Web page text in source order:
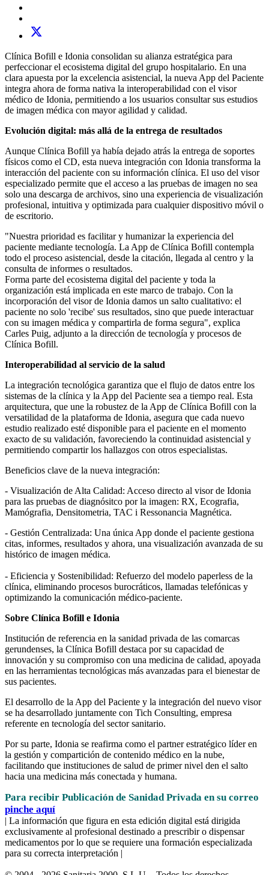
Clínica Bofill e Idonia consolidan su alianza estratégica para
perfeccionar el ecosistema digital del grupo hospitalario. En una
clara apuesta por la excelencia asistencial, la nueva App del Paciente
integra ahora de forma nativa la interoperabilidad con el visor
médico de Idonia, permitiendo a los usuarios consultar sus estudios
de imagen médica con mayor agilidad y calidad.
Evolución digital: más allá de la entrega de resultados
Aunque Clínica Bofill ya había dejado atrás la entrega de soportes
físicos como el CD, esta nueva integración con Idonia transforma la
interacción del paciente con su información clínica. El uso del visor
especializado permite que el acceso a las pruebas de imagen no sea
solo una descarga de archivos, sino una experiencia de visualización
profesional, intuitiva y optimizada para cualquier dispositivo móvil o
de escritorio.
"Nuestra prioridad es facilitar y humanizar la experiencia del
paciente mediante tecnología. La App de Clínica Bofill contempla
todo el proceso asistencial, desde la citación, llegada al centro y la
consulta de informes o resultados.
Forma parte del ecosistema digital del paciente y toda la
organización está implicada en este marco de trabajo. Con la
incorporación del visor de Idonia damos un salto cualitativo: el
paciente no solo 'recibe' sus resultados, sino que puede interactuar
con su imagen médica y compartirla de forma segura", explica
Carles Puig, adjunto a la dirección de tecnología y procesos de
Clínica Bofill.
Interoperabilidad al servicio de la salud
La integración tecnológica garantiza que el flujo de datos entre los
sistemas de la clínica y la App del Paciente sea a tiempo real. Esta
arquitectura, que une la robustez de la App de Clínica Bofill con la
versatilidad de la plataforma de Idonia, asegura que cada nuevo
estudio realizado esté disponible para el paciente en el momento
exacto de su validación, favoreciendo la continuidad asistencial y
permitiendo compartir los hallazgos con otros especialistas.
Beneficios clave de la nueva integración:
- Visualización de Alta Calidad: Acceso directo al visor de Idonia
para las pruebas de diagnósitco por la imagen: RX, Ecografia,
Mamógrafia, Densitometria, TAC i Ressonancia Magnética.
- Gestión Centralizada: Una única App donde el paciente gestiona
citas, informes, resultados y ahora, una visualización avanzada de su
histórico de imagen médica.
- Eficiencia y Sostenibilidad: Refuerzo del modelo paperless de la
clínica, eliminando procesos burocráticos, llamadas telefónicas y
optimizando la comunicación médico-paciente.
Sobre Clínica Bofill e Idonia
Institución de referencia en la sanidad privada de las comarcas
gerundenses, la Clínica Bofill destaca por su capacidad de
innovación y su compromiso con una medicina de calidad, apoyada
en las herramientas tecnológicas más avanzadas para el bienestar de
sus pacientes.
El desarrollo de la App del Paciente y la integración del nuevo visor
se ha desarrollado juntamente con Tich Consulting, empresa
referente en tecnología del sector sanitario.
Por su parte, Idonia se reafirma como el partner estratégico líder en
la gestión y compartición de contenido médico en la nube,
facilitando que instituciones de salud de primer nivel den el salto
hacia una medicina más conectada y humana.
Para recibir Publicación de Sanidad Privada en su correo
pinche aquí
| La información que figura en esta edición digital está dirigida
exclusivamente al profesional destinado a prescribir o dispensar
medicamentos por lo que se requiere una formación especializada
para su correcta interpretación |